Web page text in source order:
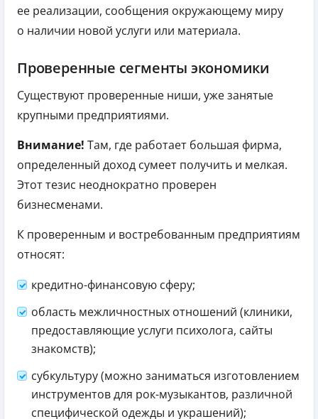
ее реализации, сообщения окружающему миру
о наличии новой услуги или материала.
Проверенные сегменты экономики
Существуют проверенные ниши, уже занятые
крупными предприятиями.
Внимание! Там, где работает большая фирма,
определенный доход сумеет получить и мелкая.
Этот тезис неоднократно проверен
бизнесменами.
К проверенным и востребованным предприятиям
относят:
кредитно-финансовую сферу;
область межличностных отношений (клиники,
предоставляющие услуги психолога, сайты
знакомств);
субкультуру (можно заниматься изготовлением
инструментов для рок-музыкантов, различной
специфической одежды и украшений);